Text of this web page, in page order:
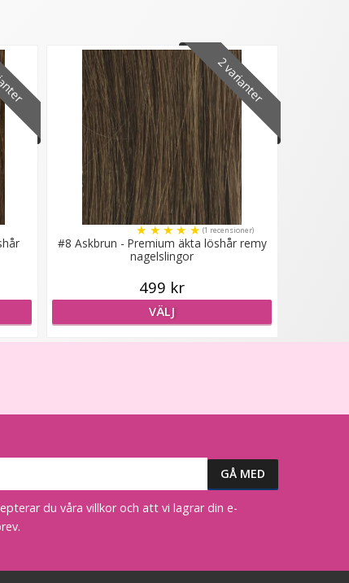
2 varianter
#8 Askbrun - Premium äkta löshår remy
nagelslingor
★★★★★ (1 recensioner)
499 kr
VÄLJ
du våra villkor och att vi lagrar din e-